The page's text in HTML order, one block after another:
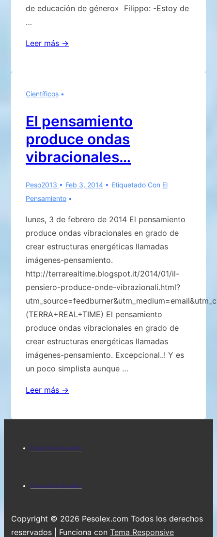
de educación de género» Filippo: -Estoy de
…
Eugenio
sociales
la
vida
tratados
en
escuela
Leer más →
Científicos
El pensamiento
produce ondas
vibracionales…
Peso2013 Feb 3, 2014 Etiquetado Con El
Pensamiento
lunes, 3 de febrero de 2014 El pensamiento
produce ondas vibracionales en grado de
crear estructuras energéticas llamadas
imágenes-pensamiento.
http://terrarealtime.blogspot.it/2014/01/il-
pensiero-produce-onde-vibrazionali.html?
(TERRA+REAL+TIME) El pensamiento
produce ondas vibracionales en grado de
crear estructuras energéticas llamadas
imágenes-pensamiento. Excepcional..! Y es
un poco simplista aunque …
El
produce
vibracionales…
Leer más →
Menú
pie
página
Escuchar la radio
Menú
pie
Escuchar la radio
Copyright © 2026 Pesolex.com Todos los derechos
reservados
| Funciona con Tema Responsive